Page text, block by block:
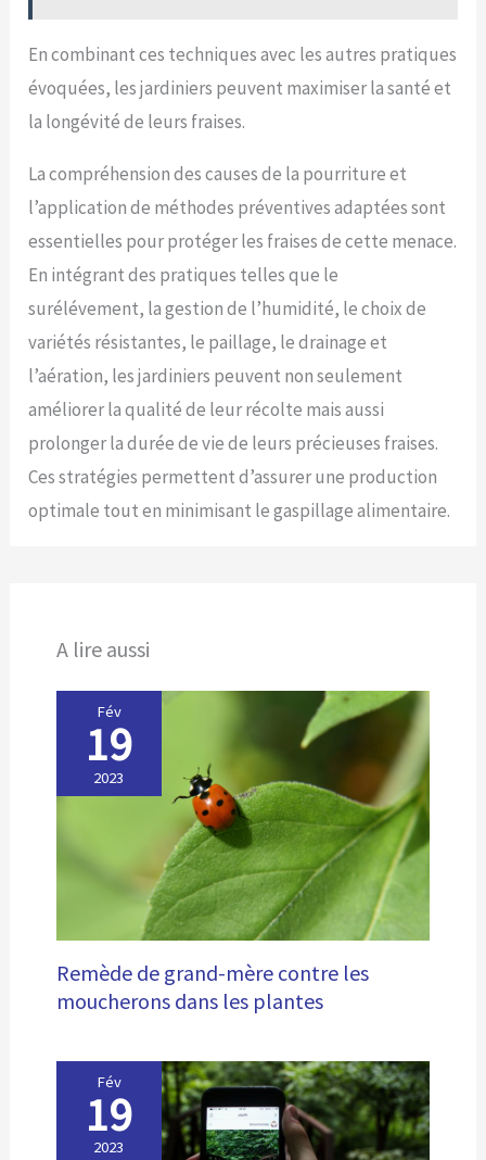
En combinant ces techniques avec les autres pratiques
évoquées, les jardiniers peuvent maximiser la santé et
la longévité de leurs fraises.
La compréhension des causes de la pourriture et
l’application de méthodes préventives adaptées sont
essentielles pour protéger les fraises de cette menace.
En intégrant des pratiques telles que le
surélévement, la gestion de l’humidité, le choix de
variétés résistantes, le paillage, le drainage et
l’aération, les jardiniers peuvent non seulement
améliorer la qualité de leur récolte mais aussi
prolonger la durée de vie de leurs précieuses fraises.
Ces stratégies permettent d’assurer une production
optimale tout en minimisant le gaspillage alimentaire.
A lire aussi
Fév
19
2023
Remède de grand-mère contre les
moucherons dans les plantes
Fév
19
2023